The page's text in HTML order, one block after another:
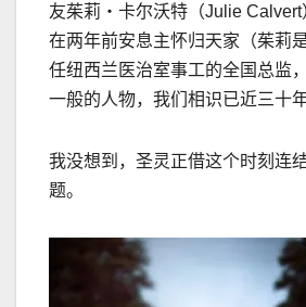
友茱莉‧卡尔沃特（Julie Calvert
在两年前安息主怀归天家（茱莉
任纽西兰医治室事工的全国总监
一般的人物，我们相识已近三十年
我没想到，圣灵正借这个时刻连
题。